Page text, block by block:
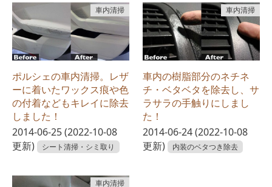
ポルシェの車内清掃。レザ
ーに着いたワックス痕や色
の付着などもキレイに除去
しました！
2014-06-25(2022-10-08
更新)
車内清掃
シート清掃・シミ取り
車内の樹脂部分のネチネ
チ・ベタベタを除去し、サ
ラサラの手触りにしまし
た！
2014-06-24(2022-10-08
更新)
車内清掃
内装のベタつき除去
車内清掃